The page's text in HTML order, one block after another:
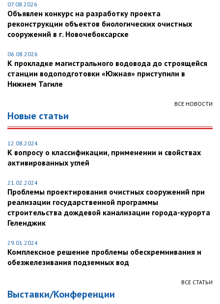
07.08.2026
Объявлен конкурс на разработку проекта
реконструкции объектов биологических очистных
сооружений в г. Новочебоксарске
06.08.2026
К прокладке магистрального водовода до строящейся
станции водоподготовки «Южная» приступили в
Нижнем Тагиле
ВСЕ НОВОСТИ
Новые статьи
12.08.2024
К вопросу о классификации, применении и свойствах
активированных углей
21.02.2024
Проблемы проектирования очистных сооружений при
реализации государственной программы
строительства дождевой канализации города-курорта
Геленджик
29.01.2024
Комплексное решение проблемы обескремнивания и
обезжелезивания подземных вод
ВСЕ СТАТЬИ
Выставки/Конференции